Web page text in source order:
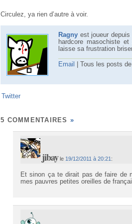
Circulez, ya rien d’autre à voir.
Ragny est joueur
hardcore masochiste
laisse sa frustration
Email | Tous les posts de
Twitter
5 COMMENTAIRES »
jibayle 19/12/2011 à 20:21 :
Et sinon ça te dirait pas de faire de
mes pauvres petites oreilles de